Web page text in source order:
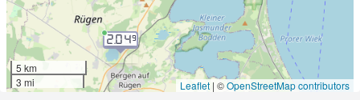
2.049
5 km
3 mi
Leaflet | ©OpenStreetMap contributors